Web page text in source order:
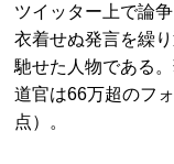
ツイッター上で論
衣着せぬ発言を繰
馳せた人物である
道官は66万超のフ
点）。